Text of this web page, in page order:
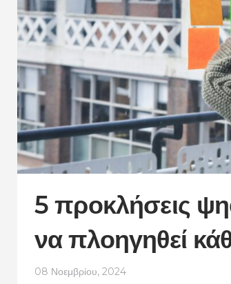
5 προκλήσεις
να πλοηγηθεί
08 Νοεμβρίου, 2024